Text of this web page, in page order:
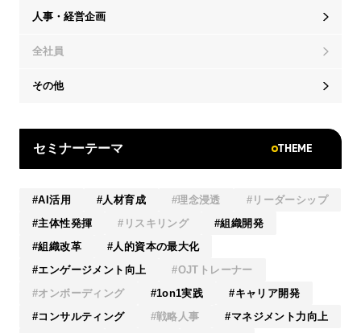
人事・経営企画
全社員
その他
セミナーテーマ THEME
AI活用 人材育成 理念浸透
リーダーシップ
主体性発揮
リスキリング
組織開発
組織改革
人的資本の最大化
エンゲージメント向上
OJTトレーナー
オンボーディング
1on1実践
キャリア開発
コンサルティング
戦略人事
マネジメント力向上